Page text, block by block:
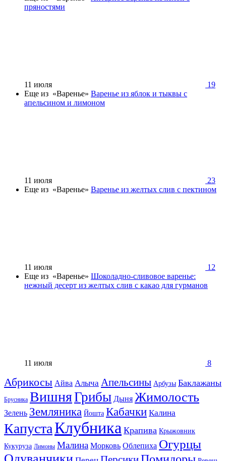
пряностями
11 июля
19
Еще из «Варенье» Варенье из яблок и тыквы с
апельсином и лимоном
11 июля
23
Еще из «Варенье» Варенье из желтых слив с пектином
11 июля
12
Еще из «Варенье» Шоколадно-сливовое варенье:
нежный десерт из желтых слив с какао для гурманов
11 июля 8
Абрикосы Айва Алыча Апельсины Арбузы Баклажаны
Брусника ВишняГрибы Дыня Жимолость
Зелень Земляника Йошта Кабачки Калина
КапустаКлубника Крапива Крыжовник
Кукуруза Лимоны Малина Морковь Облепиха Огурцы